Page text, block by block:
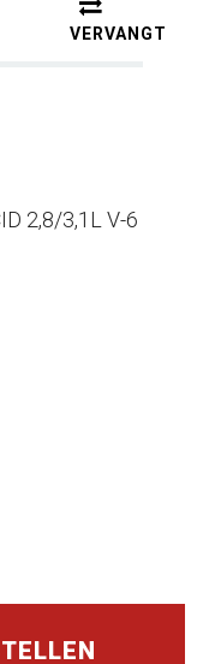
VERVANGT
2,8/3,1L V-6